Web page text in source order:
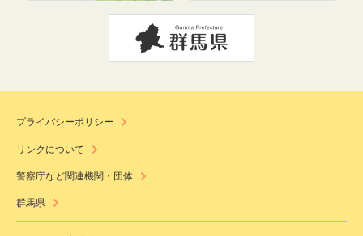
プライバシーポリシー
リンクについて
警察庁など関連機関・団体
群馬県